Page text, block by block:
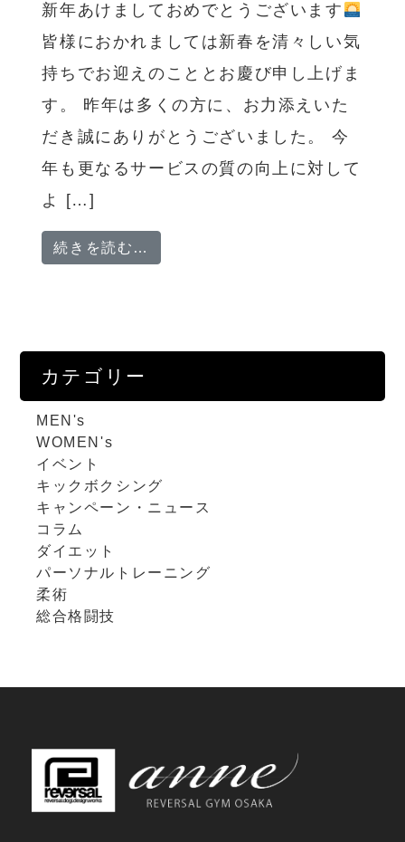
新年あけましておめでとうございます
皆様におかれましては新春を清々しい気
持ちでお迎えのこととお慶び申し上げま
す。 昨年は多くの方に、お力添えいた
だき誠にありがとうございました。 今
年も更なるサービスの質の向上に対して
よ […]
続きを読む…
カテゴリー
MEN's
WOMEN's
イベント
キックボクシング
キャンペーン・ニュース
コラム
ダイエット
パーソナルトレーニング
柔術
総合格闘技